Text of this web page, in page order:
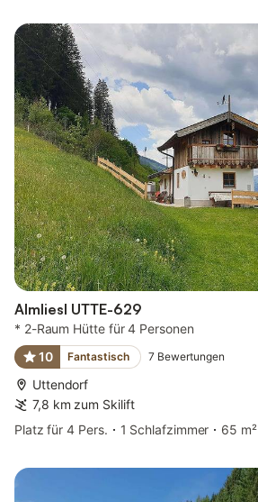
Almliesl UTTE-629
* 2-Raum Hütte für 4 Personen
10
Fantastisch 7 Bewertungen
Uttendorf
7,8 km zum Skilift
Platz für 4 Pers.
1 Schlafzimmer 65 m²